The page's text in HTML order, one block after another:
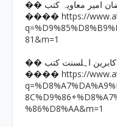
امیر معاویہ کتب
���� https://
81&m=1
اکابرین اہلسنت کتب
���� https://
%86%D8%AA&m=1